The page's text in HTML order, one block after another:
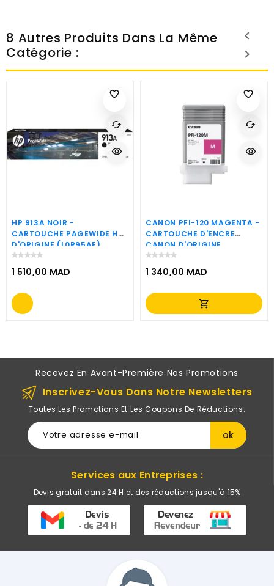
8 Autres Produits Dans La Même
Catégorie :
favorite_border
HP 913A NOIR -
CARTOUCHE PAGEWIDE HP
D'ORIGINE (L0R95AE)
1 510,00 MAD
Prix
cached
visibility
favorite_border
CANON PFI-120 MAGENTA -
CARTOUCHE D'ENCRE
CANON D'ORIGINE
(2887C001AA)
1 340,00 MAD
Prix
shopping_cart
cached
visibility
Recevez En Avant-Première Nos Promotions
Inscrivez-Vous Dans Notre Newsletters
Toutes Les Promotions Et Les Coupons De Réductions.
Services aux Entreprises :
Devis gratuit dans 24 H et des réductions jusqu'à 15%